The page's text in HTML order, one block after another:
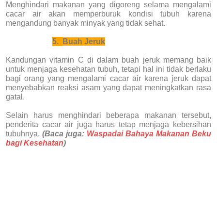
Menghindari makanan yang digoreng selama mengalami
cacar air akan memperburuk kondisi tubuh karena
mengandung banyak minyak yang tidak sehat.
5. Buah Jeruk
Kandungan vitamin C di dalam buah jeruk memang baik
untuk menjaga kesehatan tubuh, tetapi hal ini tidak berlaku
bagi orang yang mengalami cacar air karena jeruk dapat
menyebabkan reaksi asam yang dapat meningkatkan rasa
gatal.
Selain harus menghindari beberapa makanan tersebut,
penderita cacar air juga harus tetap menjaga kebersihan
tubuhnya. (Baca juga: Waspadai Bahaya Makanan Beku
bagi Kesehatan)